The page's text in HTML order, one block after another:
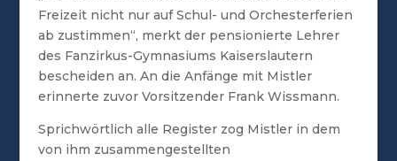
Freizeit nicht nur auf Schul- und Orchesterferien
ab zustimmen“, merkt der pensionierte Lehrer
des Fanzirkus-Gymnasiums Kaiserslautern
bescheiden an. An die Anfänge mit Mistler
erinnerte zuvor Vorsitzender Frank Wissmann.
Sprichwörtlich alle Register zog Mistler in dem
von ihm zusammengestellten